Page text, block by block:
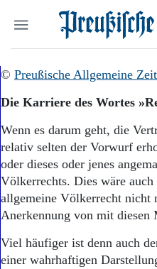
Berlin-
Danzig und
Suchen und finden
© Preußische Allgemeine
Die Karriere des Wortes
Wenn es darum geht, die
relativ selten der Vorwurf
oder dieses oder jenes
Völkerrechts. Dies wäre
allgemeine Völkerrecht nicht
Anerkennung von mit diesen
Viel häufiger ist denn auch
einer wahrhaftigen